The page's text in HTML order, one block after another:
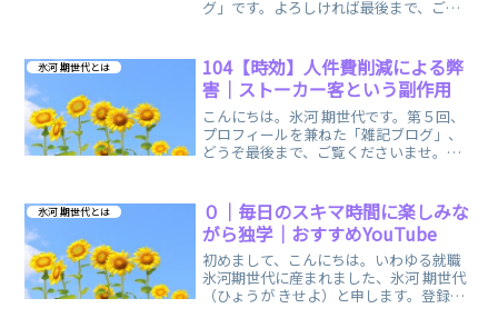
グ」です。よろしければ最後まで、ご覧
登録販売者試験 独学ブログ (dokugaku-
t...
氷河 期世代とは
104【時効】人件費削減による弊
害｜ストーカー客という副作用
こんにちは。氷河 期世代です。第５回、
プロフィールを兼ねた「雑記ブログ」、
どうぞ最後まで、ご覧くださいませ。登
場環境 (dokugaku-touhan.com...
氷河 期世代とは
０｜毎日のスキマ時間に楽しみな
がら独学｜おすすめYouTube
初めまして、こんにちは。いわゆる就職
氷河期世代に産まれました、氷河 期世代
（ひょうが きせよ）と申します。登録販